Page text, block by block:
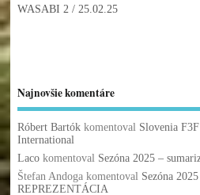
WASABI 2/ 25.02.25
Najnovšie komentáre
Róbert Bartókkomentoval Slovenia
International
Lacokomentoval Sezóna 2025 –
Štefan Andogakomentoval Sezóna
REPREZENTÁCIA